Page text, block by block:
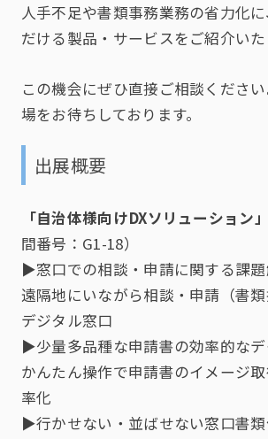
人手不足や書類事務業務の省力化
だける製品・サービスをご紹介いた
この機会にぜひ直接ご相談くださ
場をお待ちしております。
出展概要
「自治体様向けDXソリューショ
間番号：G1-18）
▶窓口での相談・申請に関する課
遠隔地にいながら相談・申請（書
デジタル窓口
▶少量多品種な申請書の効率的な
かんたん操作で申請書のイメージ
率化
▶行かせない・並ばせない窓口書